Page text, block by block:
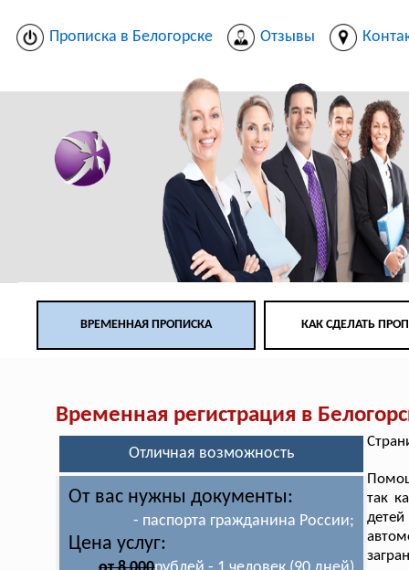
Прописка в Белогорске Отзывы
ВРЕМЕННАЯ ПРОПИСКА КАК СДЕЛАТЬ
Временная регистрация в
Отличная возможность
От вас нужны документы:
- паспорта гражданина России;
Цена услуг:
так